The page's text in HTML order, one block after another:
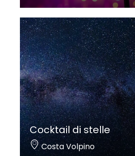
Cocktail di stelle
Costa Volpino